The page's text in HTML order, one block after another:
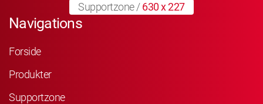
Supportzone/630 x 227
Navigations
Forside
Produkter
Supportzone